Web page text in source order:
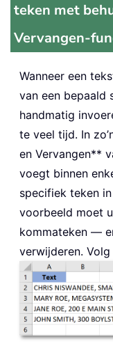
teken met
Vervangen-
Wanneer een
van een bepaald
handmatig
te veel tijd. In
en Vervangen**
voegt binnen
specifiek teken
voorbeeld moet
kommateken —
verwijderen.